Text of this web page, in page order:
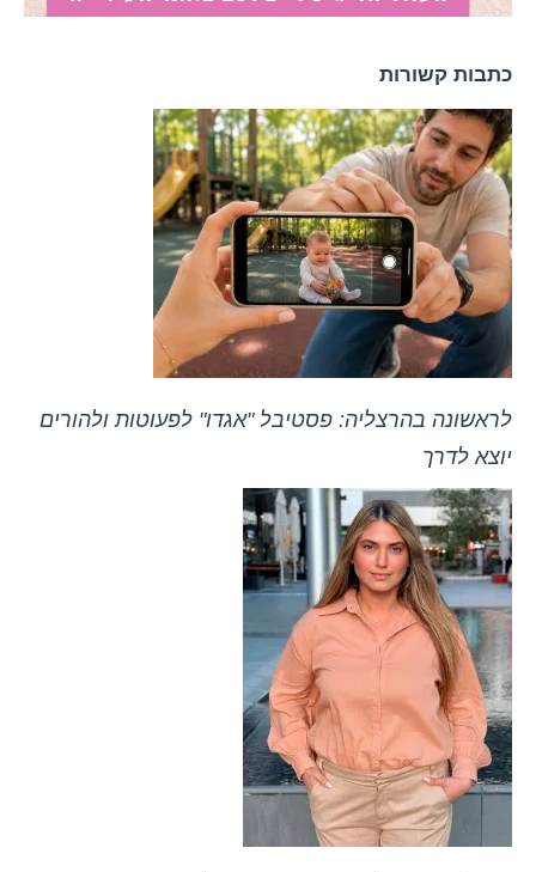
כתבות קשורות
לראשונה בהרצליה: פסטיבל "אגדו" לפעוטות ולהורים
יוצא לדרך